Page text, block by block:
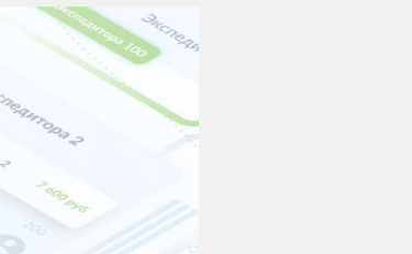
Коммерческий
транспорт
Спецтехника